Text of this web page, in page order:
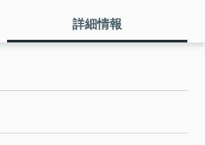
詳細情報